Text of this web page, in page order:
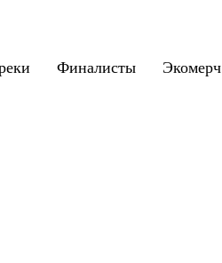
Финалисты Экомерч